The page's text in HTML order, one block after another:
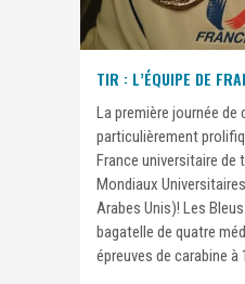
TIR : L’ÉQUIPE DE
La première journée
particulièrement
France universitaire de
Mondiaux
Arabes Unis)! Les
bagatelle de quatre
épreuves de carabine